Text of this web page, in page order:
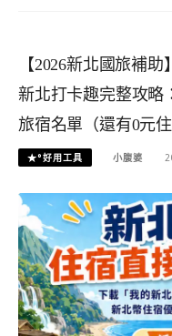
【2026新北國旅補
新北打卡趣完整攻略
旅宿名單（還有0元住
★°好用工具 小腹婆